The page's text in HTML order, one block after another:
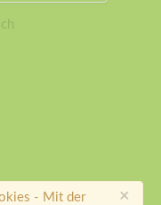
×
- Mit der